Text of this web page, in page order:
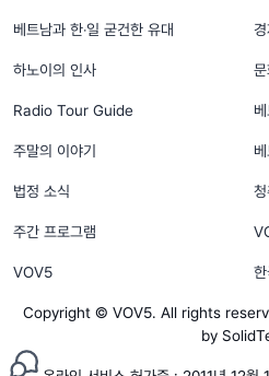
베트남과 한‧일 굳건한 유대
하노이의 인사
Radio Tour Guide
주말의 이야기
법정 소식 청
주간 프로그램
VOV5
Copyright © VOV5. All rights
by